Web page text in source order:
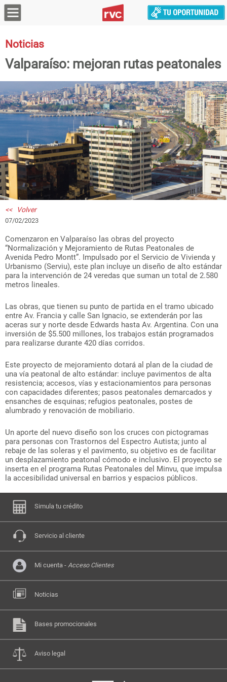
Noticias
Valparaíso: mejoran rutas peatonales
<< Volver
07/02/2023
Comenzaron en Valparaíso las obras del proyecto
“Normalización y Mejoramiento de Rutas Peatonales de
Avenida Pedro Montt”. Impulsado por el Servicio de Vivienda y
Urbanismo (Serviu), este plan incluye un diseño de alto estándar
para la intervención de 24 veredas que suman un total de 2.580
metros lineales.
Las obras, que tienen su punto de partida en el tramo ubicado
entre Av. Francia y calle San Ignacio, se extenderán por las
aceras sur y norte desde Edwards hasta Av. Argentina. Con una
inversión de $5.500 millones, los trabajos están programados
para realizarse durante 420 días corridos.
Este proyecto de mejoramiento dotará al plan de la ciudad de
una vía peatonal de alto estándar: incluye pavimentos de alta
resistencia; accesos, vías y estacionamientos para personas
con capacidades diferentes; pasos peatonales demarcados y
ensanches de esquinas; refugios peatonales, postes de
alumbrado y renovación de mobiliario.
Un aporte del nuevo diseño son los cruces con pictogramas
para personas con Trastornos del Espectro Autista; junto al
rebaje de las soleras y el pavimento, su objetivo es de facilitar
un desplazamiento peatonal cómodo e inclusivo. El proyecto se
inserta en el programa Rutas Peatonales del Minvu, que impulsa
la accesibilidad universal en barrios y espacios públicos.
Simula tu crédito
Servicio al cliente
Mi cuenta - Acceso Clientes
Noticias
Bases promocionales
Aviso legal